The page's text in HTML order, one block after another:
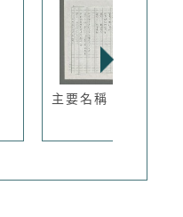
主要名稱：人行道